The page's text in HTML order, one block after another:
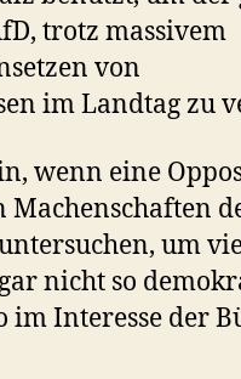
trotz massivem
von
im Landtag zu
wenn eine
Machenschaften
um
nicht so
im Interesse der